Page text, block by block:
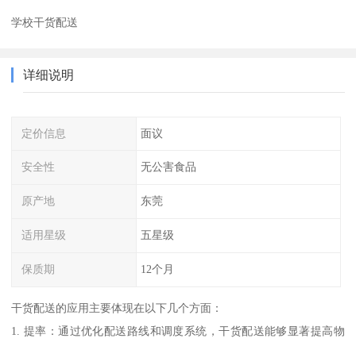
学校干货配送
详细说明
定价信息 面议
安全性 无公害食品
原产地 东莞
适用星级 五星级
保质期 12个月
干货配送的应用主要体现在以下几个方面：
1. 提率：通过优化配送路线和调度系统，干货配送能够显著提高物